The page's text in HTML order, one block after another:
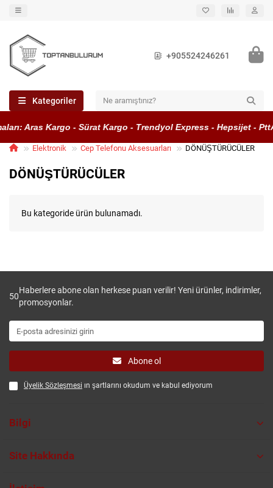
+905524246261
Kategoriler
Aras Kargo - Sürat Kargo - Trendyol Express - Hepsijet -
Elektronik Cep Telefonu Aksesuarları DÖNÜŞTÜRÜCÜLER
DÖNÜŞTÜRÜCÜLER
Bu kategoride ürün bulunamadı.
50
Haberlere abone olan herkese puan verilir! Yeni ürünler, indirimler,
promosyonlar.
Abone ol
Üyelik Sözleşmesi ın şartlarını okudum ve kabul ediyorum
Bilgi
Site Hakkında